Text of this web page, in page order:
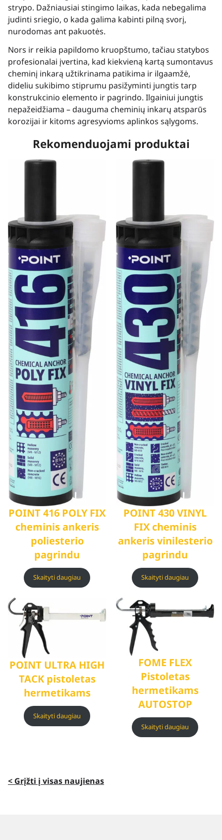
strypo. Dažniausiai stingimo laikas, kada nebegalima
judinti sriegio, o kada galima kabinti pilną svorį,
nurodomas ant pakuotės.
Nors ir reikia papildomo kruopštumo, tačiau statybos
profesionalai įvertina, kad kiekvieną kartą sumontavus
cheminį inkarą užtikrinama patikima ir ilgaamžė,
dideliu sukibimo stiprumu pasižyminti jungtis tarp
konstrukcinio elemento ir pagrindo. Ilgainiui jungtis
nepažeidžiama – dauguma cheminių inkarų atsparūs
korozijai ir kitoms agresyvioms aplinkos sąlygoms.
Rekomenduojami produktai
POINT 416 POLY FIX
cheminis ankeris
poliesterio
pagrindu
Skaityti daugiau
POINT 430 VINYL
FIX cheminis
ankeris vinilesterio
pagrindu
Skaityti daugiau
POINT ULTRA HIGH
TACK pistoletas
hermetikams
Skaityti daugiau
FOME FLEX
Pistoletas
hermetikams
AUTOSTOP
Skaityti daugiau
< Grįžti į visas naujienas